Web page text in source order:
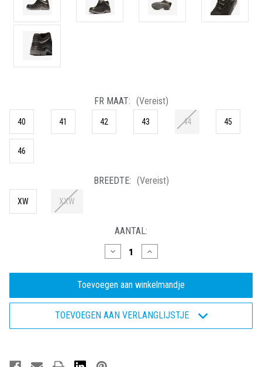
FR MAAT: (Vereist)
40 41 42 43 44 45
46
BREEDTE: (Vereist)
XW XXW
AANTAL:
Hoeveelheid
verlagen
Enduro
ACT141
-
Veiligheidsschoen
Hoeveelheid
verhogen
Bata
Enduro
ACT141
-
Veiligheidsschoen
TOEVOEGEN AAN VERLANGLIJSTJE